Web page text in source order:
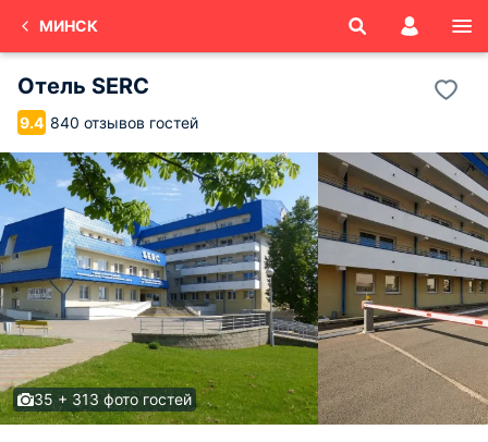
МИНСК
Отель SERC
9.4 840 отзывов гостей
35 + 313 фото гостей